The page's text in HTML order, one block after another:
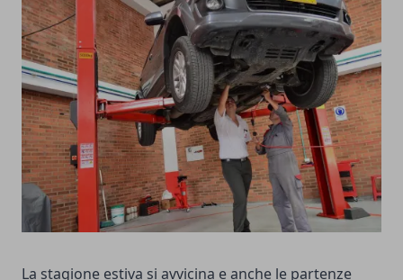
La stagione estiva si avvicina e anche le partenze